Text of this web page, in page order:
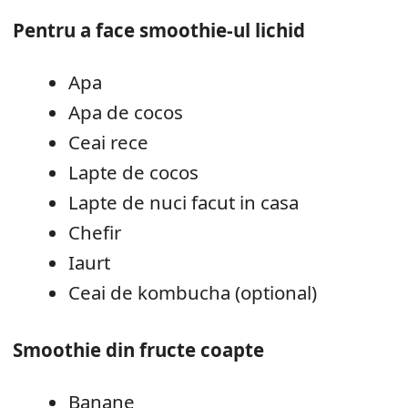
Pentru a face smoothie-ul lichid
Apa
Apa de cocos
Ceai rece
Lapte de cocos
Lapte de nuci facut in casa
Chefir
Iaurt
Ceai de kombucha (optional)
Smoothie din fructe coapte
Banane